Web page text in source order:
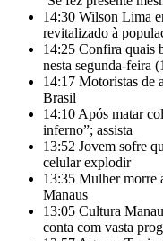
14:30 Wilson Lima
revitalizado à
14:25 Confira quais
nesta segunda-feira
14:17 Motoristas de
Brasil
14:10 Após matar
inferno”; assista
13:52 Jovem sofre
celular explodir
13:35 Mulher morre
Manaus
13:05 Cultura
conta com vasta